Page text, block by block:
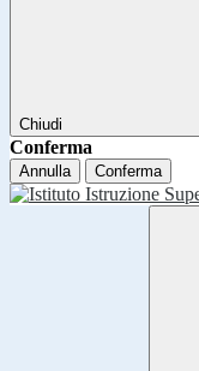
Chiudi
Conferma
Annulla Conferma